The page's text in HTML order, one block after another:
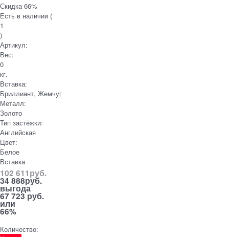
Скидка 66%
Есть в наличии (
1
)
Артикул:
Вес:
0
кг.
Вставка:
Бриллиант, Жемчуг
Металл:
Золото
Тип застёжки:
Английская
Цвет:
Белое
Вставка
102 611руб.
34 888руб.
выгода
67 723 руб.
или
66%
Количество: